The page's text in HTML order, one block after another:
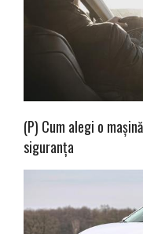
(P) Cum alegi o
siguranța